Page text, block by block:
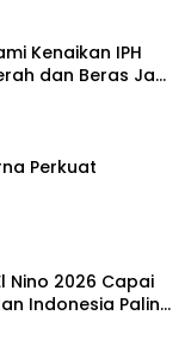
Kenaikan IPH
dan Beras Jadi
Perkuat
Nino 2026 Capai
Indonesia Paling